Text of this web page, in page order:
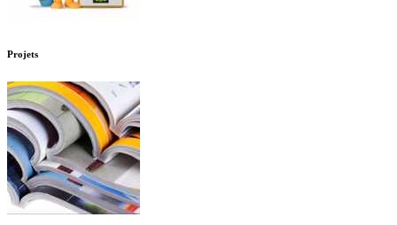
Projets